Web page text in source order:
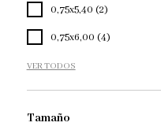
0,75x5,40 (2)
0,75x6,00 (4)
VER TODOS
Tamaño